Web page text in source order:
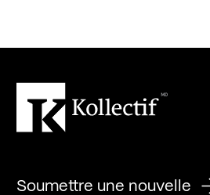
Soumettre une nouvelle